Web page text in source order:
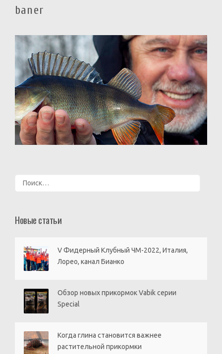
baner
Найти:
Новые статьи
V Фидерный Клубный ЧМ-2022, Италия,
Лорео, канал Бианко
Обзор новых прикормок Vabik серии
Special
Когда глина становится важнее
растительной прикормки